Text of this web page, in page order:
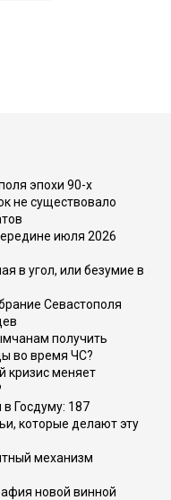
эпохи 90-х
не существовало
июля 2026
в угол, или безумие в
Севастополя
получить
во время ЧС?
кризис меняет
Госдуму: 187
которые делают эту
механизм
новой винной